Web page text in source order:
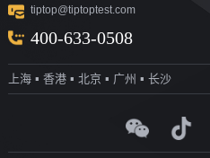
设备
岩石力学测
试设备
集料/水泥/混
技术答疑
tiptop@tiptoptest.com
400-633-0508
上海 ▪ 香港 ▪ 北京 ▪ 广州 ▪ 长沙